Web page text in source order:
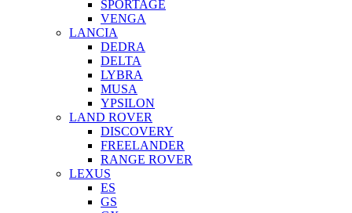
SPORTAGE
VENGA
LANCIA
DEDRA
DELTA
LYBRA
MUSA
YPSILON
LAND ROVER
DISCOVERY
FREELANDER
RANGE ROVER
LEXUS
ES
GS